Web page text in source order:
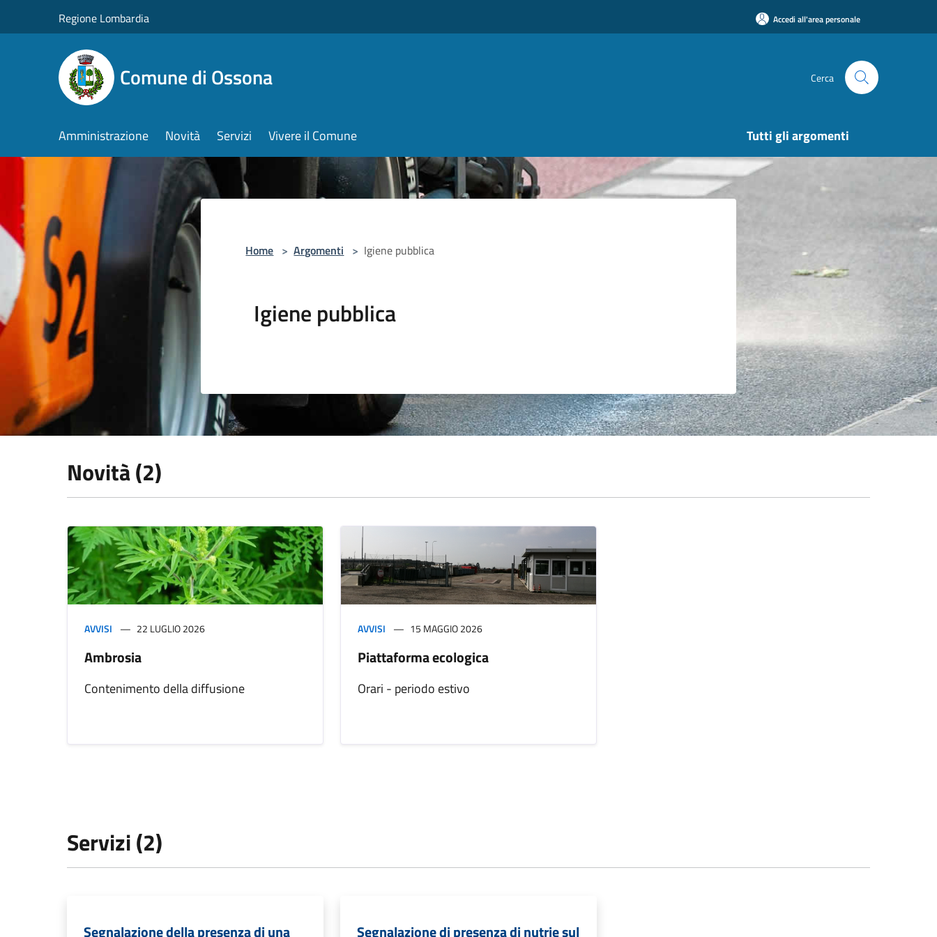
Regione Lombardia Accedi all'area personale
Comune di Ossona Cerca
Amministrazione Novità Servizi Vivere il Comune Tutti gli argomenti
Home > Argomenti > Igiene pubblica
Igiene pubblica
Novità (2)
AVVISI 22 LUGLIO 2026
Ambrosia
Contenimento della diffusione
AVVISI 15 MAGGIO 2026
Piattaforma ecologica
Orari - periodo estivo
Servizi (2)
Segnalazione della presenza di una Segnalazione di presenza di nutrie sul